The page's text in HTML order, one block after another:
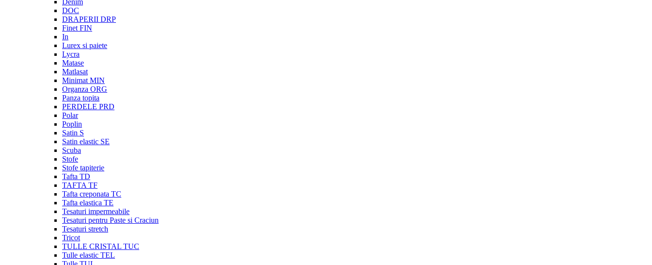
Denim
DOC
DRAPERII DRP
Finet FIN
In
Lurex si paiete
Lycra
Matase
Matlasat
Minimat MIN
Organza ORG
Panza topita
PERDELE PRD
Polar
Poplin
Satin S
Satin elastic SE
Scuba
Stofe
Stofe tapiterie
Tafta TD
TAFTA TF
Tafta creponata TC
Tafta elastica TE
Tesaturi impermeabile
Tesaturi pentru Paste si Craciun
Tesaturi stretch
Tricot
TULLE CRISTAL TUC
Tulle elastic TEL